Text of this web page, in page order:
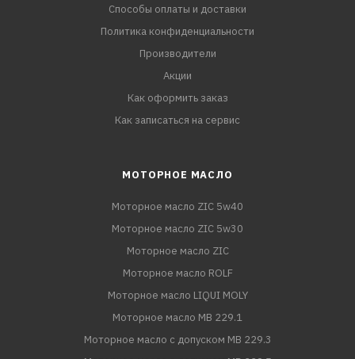
Способы оплаты и доставки
Политика конфиденциальности
Производители
Акции
Как оформить заказ
Как записаться на сервис
МОТОРНОЕ МАСЛО
Моторное масло ZIC 5w40
Моторное масло ZIC 5w30
Моторное масло ZIC
Моторное масло ROLF
Моторное масло LIQUI MOLY
Моторное масло MB 229.1
Моторное масло с допуском MB 229.3